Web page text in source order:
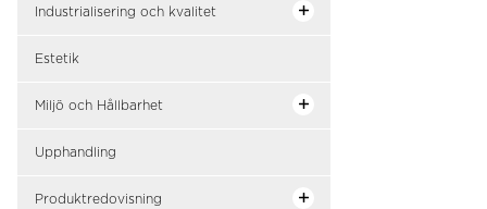
Industrialisering och kvalitet
Estetik
Miljö och Hållbarhet
Upphandling
Produktredovisning